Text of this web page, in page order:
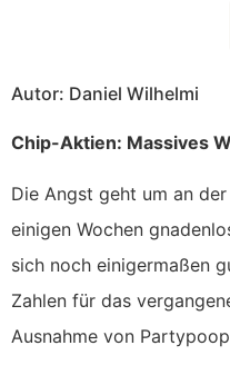
Autor: Daniel Wilhelmi
Chip-Aktien: Massives
Die Angst geht um an
einigen Wochen
sich noch einigermaßen
Zahlen für das
Ausnahme von